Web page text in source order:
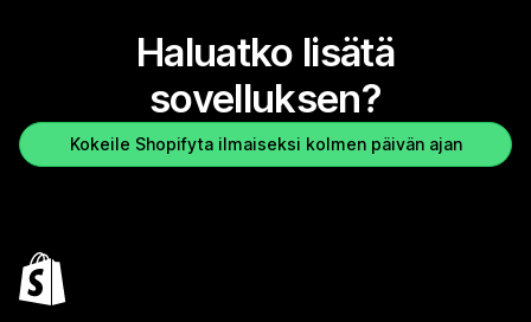
Haluatko lisätä
sovelluksen?
Kokeile Shopifyta ilmaiseksi kolmen päivän ajan